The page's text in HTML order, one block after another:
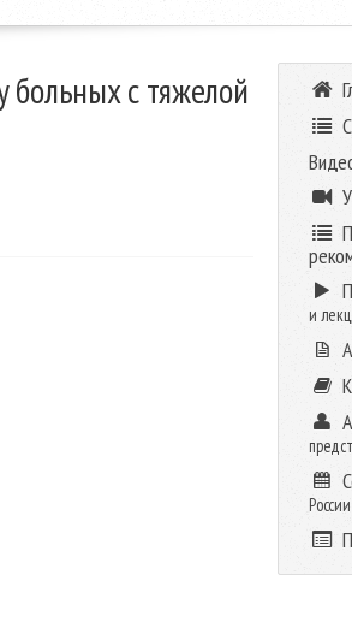
с тяжелой
и
России